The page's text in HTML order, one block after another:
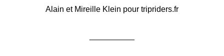
Alain et Mireille Klein pour tripriders.fr